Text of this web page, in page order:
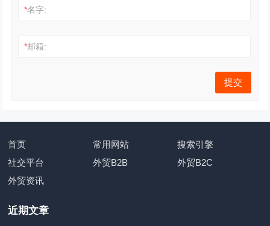
*名字:
*邮箱:
首页 常用网站
搜索引擎
社交平台
外贸B2B
外贸B2C
外贸资讯
近期文章